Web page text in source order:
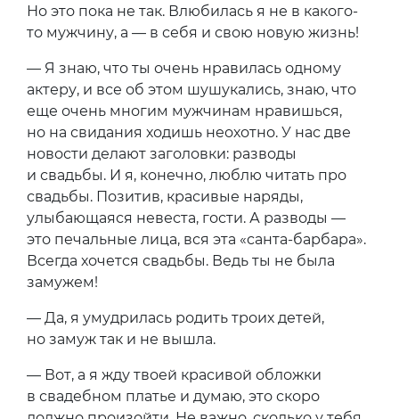
Но это пока не так. Влюбилась я не в какого-
то мужчину, а — в себя и свою новую жизнь!
— Я знаю, что ты очень нравилась одному
актеру, и все об этом шушукались, знаю, что
еще очень многим мужчинам нравишься,
но на свидания ходишь неохотно. У нас две
новости делают заголовки: разводы
и свадьбы. И я, конечно, люблю читать про
свадьбы. Позитив, красивые наряды,
улыбающаяся невеста, гости. А разводы —
это печальные лица, вся эта «санта-барбара».
Всегда хочется свадьбы. Ведь ты не была
замужем!
— Да, я умудрилась родить троих детей,
но замуж так и не вышла.
— Вот, а я жду твоей красивой обложки
в свадебном платье и думаю, это скоро